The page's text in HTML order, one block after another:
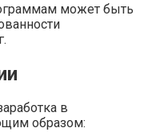
может быть
в
образом: